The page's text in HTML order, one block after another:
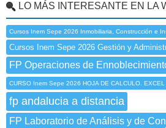
LO MÁS INTERESANTE EN LA
Cursos Inem Sepe 2026 Inmobiliaria, Construcción e
Cursos Inem Sepe 2026 Gestión y
FP Operaciones de
CURSO Inem Sepe 2026 HOJA DE CALCULO. EXCEL
fp andalucia a distancia
FP Laboratorio de Análisis y de